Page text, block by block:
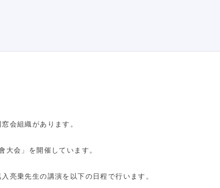
会組織があります。
大会」を開催しています。
亮乗先生の講演を以下の日程で行います。